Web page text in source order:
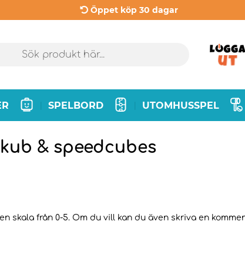
Öppet köp 30 dagar
SPELBORD UTOMHUSSPEL
& speedcubes
skala från 0-5. Om du vill kan du även skriva en